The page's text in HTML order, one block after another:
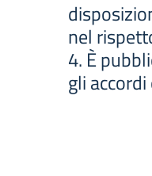
nel
4. È
gli